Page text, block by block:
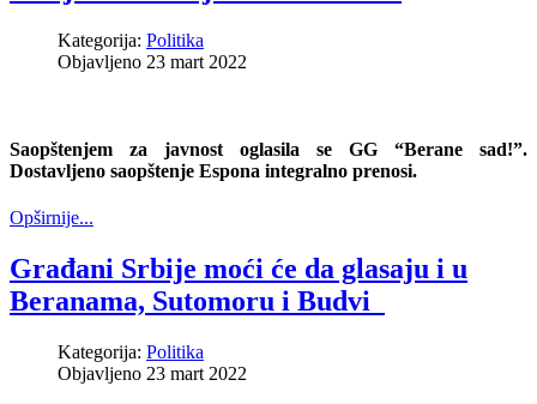
Kategorija: Politika
Objavljeno 23 mart 2022
Saopštenjem za javnost oglasila se GG “Berane sad!”.
Dostavljeno saopštenje Espona integralno prenosi.
Opširnije...
Građani Srbije moći će da glasaju i u
Beranama, Sutomoru i Budvi
Kategorija: Politika
Objavljeno 23 mart 2022